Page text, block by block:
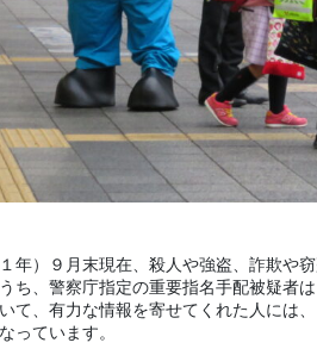
年）９月末現在、殺人や強盗、詐欺や
ち、警察庁指定の重要指名手配被疑者
て、有力な情報を寄せてくれた人には
っています。